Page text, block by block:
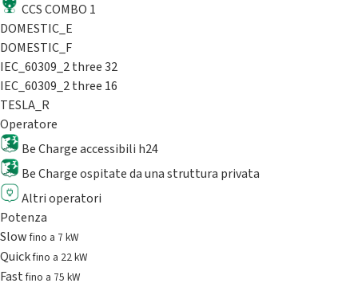
CCS COMBO 1
DOMESTIC_E
DOMESTIC_F
IEC_60309_2 three 32
IEC_60309_2 three 16
TESLA_R
Operatore
Be Charge accessibili h24
Be Charge ospitate da una struttura privata
Altri operatori
Potenza
Slowfino a 7 kW
Quickfino a 22 kW
Fastfino a 75 kW